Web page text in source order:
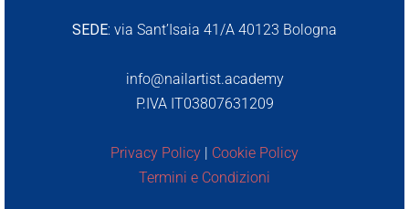
SEDE: via Sant’Isaia 41/A 40123 Bologna
info@nailartist.academy
P.IVA IT03807631209
Privacy Policy | Cookie Policy
Termini e Condizioni